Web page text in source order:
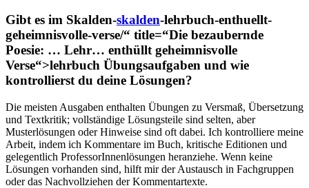
Gibt es im Skalden-skalden-lehrbuch-enthuellt-
geheimnisvolle-verse/“ title=“Die bezaubernde
Poesie: … Lehr… enthüllt geheimnisvolle
Verse“>lehrbuch‍ Übungsaufgaben und wie⁤
kontrollierst du‍ deine Lösungen?
Die ⁣meisten Ausgaben enthalten Übungen zu Versmaß, Übersetzung
und Textkritik; vollständige Lösungsteile ​sind⁤ selten, aber
Musterlösungen oder Hinweise⁢ sind ⁤oft ​dabei. Ich ‌kontrolliere meine
Arbeit, indem ich Kommentare⁣ im ⁢Buch, kritische⁣ Editionen und
gelegentlich ProfessorInnenlösungen heranziehe. Wenn keine
⁢Lösungen ⁢vorhanden ‍sind, hilft mir der Austausch in Fachgruppen
oder das Nachvollziehen der Kommentartexte.